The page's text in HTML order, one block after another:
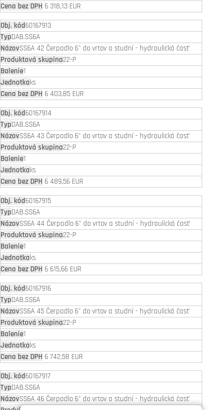
6 318,13 EUR
60167913
DAB.SS6A
SS6A 42 Čerpadlo 6" do vrtov a studní - hydraulická časť
22-P
1
ks
6 403,85 EUR
60167914
DAB.SS6A
SS6A 43 Čerpadlo 6" do vrtov a studní - hydraulická časť
22-P
1
ks
6 489,56 EUR
60167915
DAB.SS6A
SS6A 44 Čerpadlo 6" do vrtov a studní - hydraulická časť
22-P
1
ks
6 615,66 EUR
60167916
DAB.SS6A
SS6A 45 Čerpadlo 6" do vrtov a studní - hydraulická časť
22-P
1
ks
6 742,58 EUR
60167917
DAB.SS6A
SS6A 46 Čerpadlo 6" do vrtov a studní - hydraulická časť